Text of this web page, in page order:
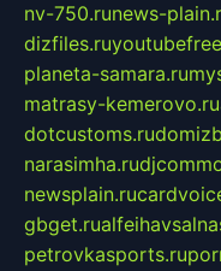
nv-750.runews-
dizfiles.ru
planeta-samara.ru
matrasy-kemerovo.ru
dotcustoms.ru
narasimha.ru
newsplain.ru
gbget.ru
petrovkasports.ru